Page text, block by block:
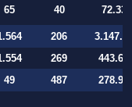
65 40 72.332
206
269
49 487